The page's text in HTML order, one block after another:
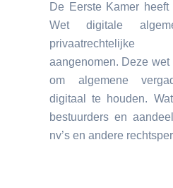
De Eerste Kamer
Wet digitale
privaatrechtelijke
aangenomen. Deze
om algemene
digitaal te houden.
bestuurders en
nv’s en andere